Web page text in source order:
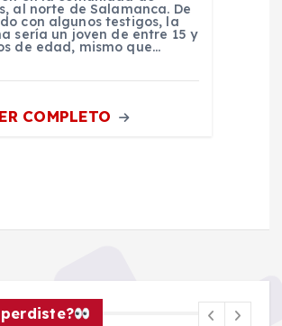
al norte de Salamanca. De
con algunos testigos, la
sería un joven de entre 15 y
de edad, mismo que…
COMPLETO